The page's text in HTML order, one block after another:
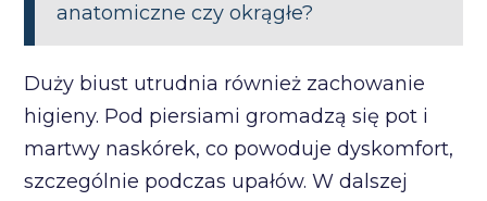
anatomiczne czy okrągłe?
Duży biust utrudnia również zachowanie
higieny. Pod piersiami gromadzą się pot i
martwy naskórek, co powoduje dyskomfort,
szczególnie podczas upałów. W dalszej